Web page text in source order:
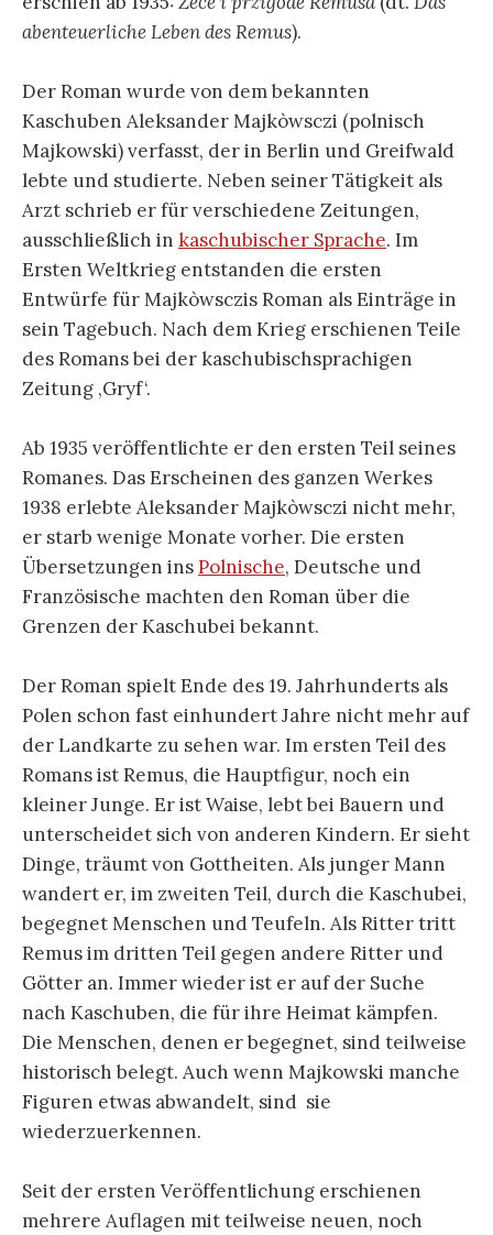
abenteuerliche Leben des Remus).
Der Roman wurde von dem bekannten
Kaschuben Aleksander Majkòwsczi (polnisch
Majkowski) verfasst, der in Berlin und Greifwald
lebte und studierte. Neben seiner Tätigkeit als
Arzt schrieb er für verschiedene Zeitungen,
ausschließlich in kaschubischer Sprache. Im
Ersten Weltkrieg entstanden die ersten
Entwürfe für Majkòwsczis Roman als Einträge in
sein Tagebuch. Nach dem Krieg erschienen Teile
des Romans bei der kaschubischsprachigen
Zeitung ‚Gryf‘.
Ab 1935 veröffentlichte er den ersten Teil seines
Romanes. Das Erscheinen des ganzen Werkes
1938 erlebte Aleksander Majkòwsczi nicht mehr,
er starb wenige Monate vorher. Die ersten
Übersetzungen insPolnische, Deutsche und
Französische machten den Roman über die
Grenzen der Kaschubei bekannt.
Der Roman spielt Ende des 19. Jahrhunderts als
Polen schon fast einhundert Jahre nicht mehr auf
der Landkarte zu sehen war. Im ersten Teil des
Romans ist Remus, die Hauptfigur, noch ein
kleiner Junge. Er ist Waise, lebt bei Bauern und
unterscheidet sich von anderen Kindern. Er sieht
Dinge, träumt von Gottheiten. Als junger Mann
wandert er, im zweiten Teil, durch die Kaschubei,
begegnet Menschen und Teufeln. Als Ritter tritt
Remus im dritten Teil gegen andere Ritter und
Götter an. Immer wieder ist er auf der Suche
nach Kaschuben, die für ihre Heimat kämpfen.
Die Menschen, denen er begegnet, sind teilweise
historisch belegt. Auch wenn Majkowski manche
Figuren etwas abwandelt, sind sie
wiederzuerkennen.
Seit der ersten Veröffentlichung erschienen
mehrere Auflagen mit teilweise neuen, noch